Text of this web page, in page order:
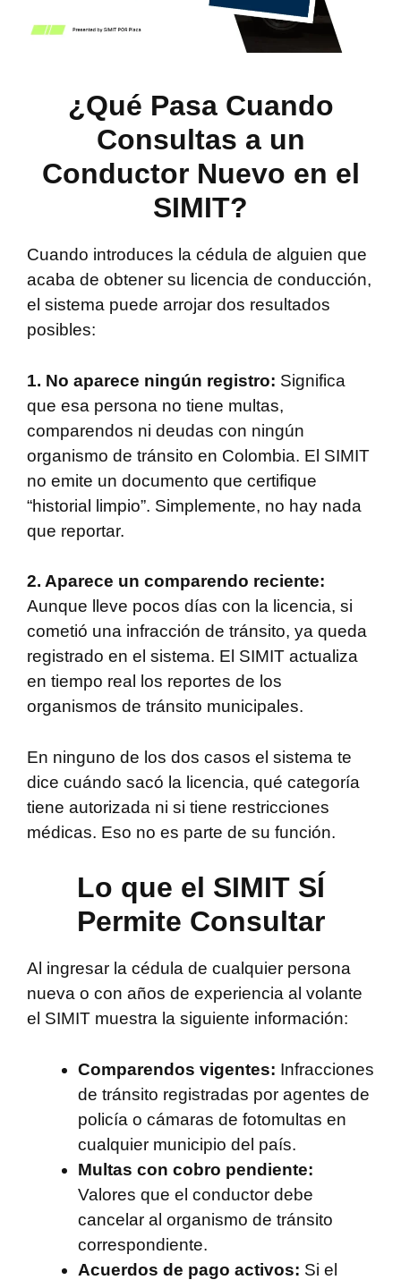
¿Qué Pasa Cuando
Consultas a un
Conductor Nuevo en el
SIMIT?
Cuando introduces la cédula de alguien que
acaba de obtener su licencia de conducción,
el sistema puede arrojar dos resultados
posibles:
1. No aparece ningún registro: Significa
que esa persona no tiene multas,
comparendos ni deudas con ningún
organismo de tránsito en Colombia. El SIMIT
no emite un documento que certifique
“historial limpio”. Simplemente, no hay nada
que reportar.
2. Aparece un comparendo reciente:
Aunque lleve pocos días con la licencia, si
cometió una infracción de tránsito, ya queda
registrado en el sistema. El SIMIT actualiza
en tiempo real los reportes de los
organismos de tránsito municipales.
En ninguno de los dos casos el sistema te
dice cuándo sacó la licencia, qué categoría
tiene autorizada ni si tiene restricciones
médicas. Eso no es parte de su función.
Lo que el SIMIT SÍ
Permite Consultar
Al ingresar la cédula de cualquier persona
nueva o con años de experiencia al volante
el SIMIT muestra la siguiente información:
Comparendos vigentes: Infracciones
de tránsito registradas por agentes de
policía o cámaras de fotomultas en
cualquier municipio del país.
Multas con cobro pendiente:
Valores que el conductor debe
cancelar al organismo de tránsito
correspondiente.
Acuerdos de pago activos: Si el